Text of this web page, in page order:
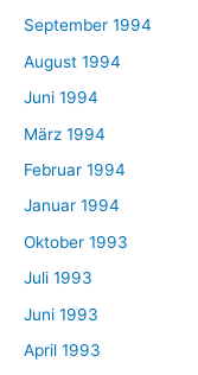
September 1994
August 1994
Juni 1994
März 1994
Februar 1994
Januar 1994
Oktober 1993
Juli 1993
Juni 1993
April 1993